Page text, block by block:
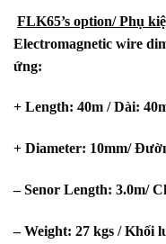
FLK65’s option/ Phụ
Electromagnetic wire
ứng:
+ Length: 40m / Dài:
+ Diameter: 10mm/
– Senor Length: 3.0m/
– Weight: 27 kgs / Khối